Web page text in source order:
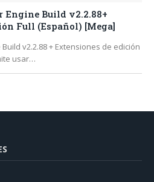
Engine Build v2.2.88+
Full (Español) [Mega]
v2.2.88 + Extensiones de edición
usar…